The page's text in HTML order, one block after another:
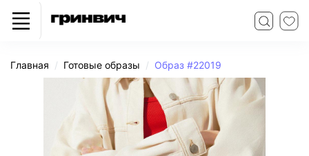
Главная Готовые образы Образ #22019